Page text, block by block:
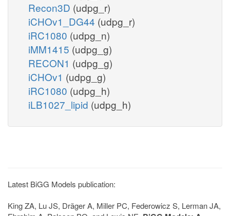
Recon3D (udpg_r)
iCHOv1_DG44 (udpg_r)
iRC1080 (udpg_n)
iMM1415 (udpg_g)
RECON1 (udpg_g)
iCHOv1 (udpg_g)
iRC1080 (udpg_h)
iLB1027_lipid (udpg_h)
Latest BiGG Models publication:
King ZA, Lu JS, Dräger A, Miller PC, Federowicz S, Lerman JA,